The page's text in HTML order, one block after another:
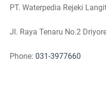
PT. Waterpedia Rejeki
Jl. Raya Tenaru No.2
Phone: 031-3977660